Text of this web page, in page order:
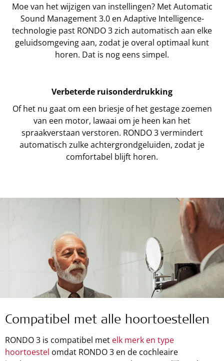
Moe van het wijzigen van instellingen? Met Automatic
Sound Management 3.0 en Adaptive Intelligence-
technologie past RONDO 3 zich automatisch aan elke
geluidsomgeving aan, zodat je overal optimaal kunt
horen. Dat is nog eens simpel.
Verbeterde ruisonderdrukking
Of het nu gaat om een briesje of het gestage zoemen
van een motor, lawaai om je heen kan het
spraakverstaan verstoren. RONDO 3 vermindert
automatisch zulke achtergrondgeluiden, zodat je
comfortabel blijft horen.
Compatibel met alle hoortoestellen
RONDO 3 is compatibel met elk merk en type
hoortoestel omdat RONDO 3 en de cochleaire